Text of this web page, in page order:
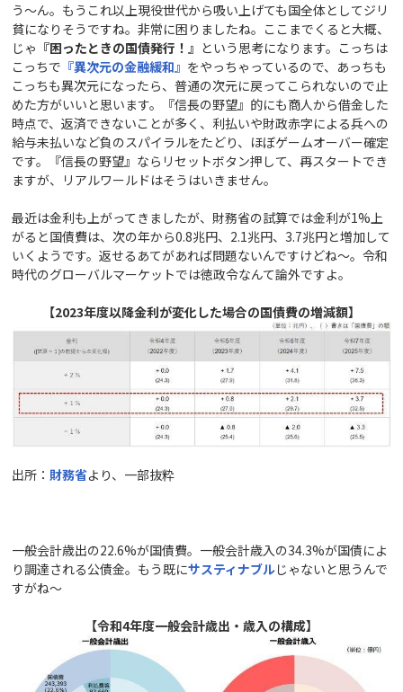
う～ん。もうこれ以上現役世代から吸い上げても国全体としてジリ
貧になりそうですね。非常に困りましたね。ここまでくると大概、
じゃ 『困ったときの国債発行！』 という思考になります。こっちは
こっちで 『異次元の金融緩和』 をやっちゃっているので、あっちも
こっちも異次元になったら、普通の次元に戻ってこられないので止
めた方がいいと思います。『信長の野望』的にも商人から借金した
時点で、返済できないことが多く、利払いや財政赤字による兵への
給与未払いなど負のスパイラルをたどり、ほぼゲームオーバー確定
です。『信長の野望』ならリセットボタン押して、再スタートでき
ますが、リアルワールドはそうはいきません。
最近は金利も上がってきましたが、財務省の試算では金利が1%上
がると国債費は、次の年から0.8兆円、2.1兆円、3.7兆円と増加して
いくようです。返せるあてがあれば問題ないんですけどね～。令和
時代のグローバルマーケットでは徳政令なんて論外ですよ。
【2023年度以降金利が変化した場合の国債費の増減額】
出所： 財務省より、一部抜粋
一般会計歳出の22.6%が国債費。一般会計歳入の34.3%が国債によ
り調達される公債金。もう既にサスティナブルじゃないと思うんで
すがね～
【令和4年度一般会計歳出・歳入の構成】